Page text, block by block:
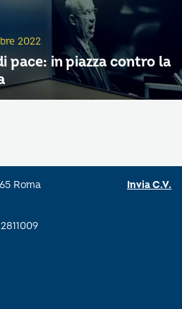
2022
pace: in piazza contro la
Roma Invia C.V.